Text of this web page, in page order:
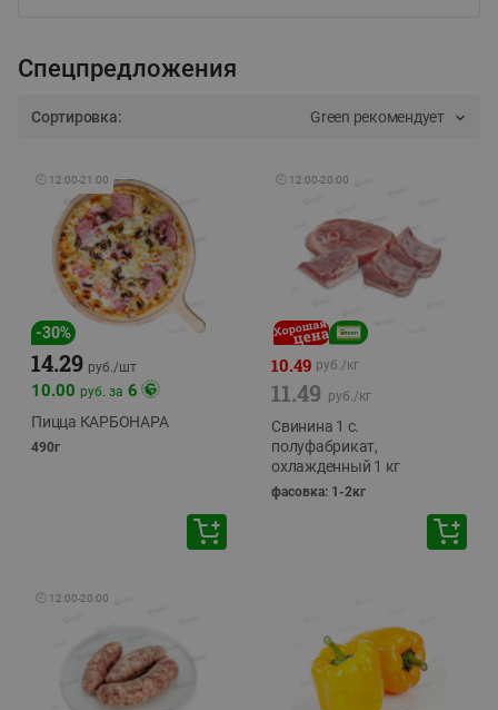
Спецпредложения
Сортировка: Green рекомендует
🕘 12:00-21:00
-30%
14.29 руб./шт
10.00 руб. за 6
Пицца КАРБОНАРА
490г
🕘 12:00-20:00
10.49 руб./кг
11.49 руб./кг
Свинина 1 с.
полуфабрикат,
охлажденный 1 кг
фасовка: 1-2кг
🕘 12:00-20:00